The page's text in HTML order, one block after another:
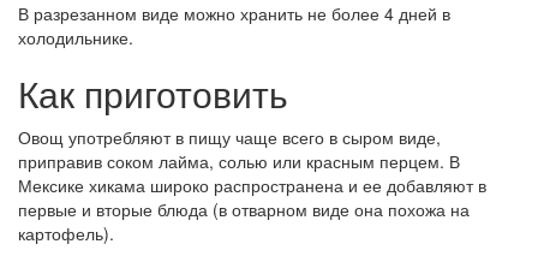
В разрезанном виде можно хранить не более 4 дней в
холодильнике.
Как приготовить
Овощ употребляют в пищу чаще всего в сыром виде,
приправив соком лайма, солью или красным перцем. В
Мексике хикама широко распространена и ее добавляют в
первые и вторые блюда (в отварном виде она похожа на
картофель).